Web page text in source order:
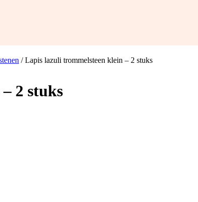
/ Lapis lazuli trommelsteen klein – 2 stuks
2 stuks